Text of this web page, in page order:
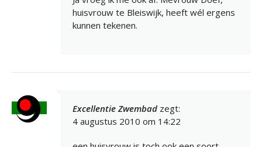
huisvrouw te Bleiswijk, heeft wél ergens
kunnen tekenen.
Excellentie Zwembad zegt:
4 augustus 2010 om 14:22